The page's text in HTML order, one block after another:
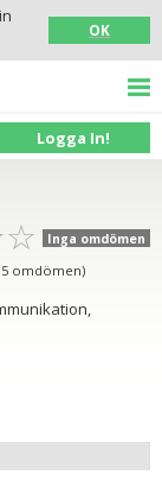
OK
Logga In!
☆
★ Inga omdömen
5 omdömen)